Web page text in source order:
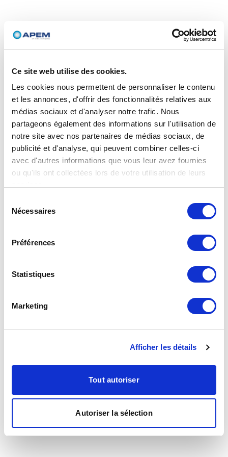
Ce site web utilise des cookies.
Les cookies nous permettent de personnaliser le contenu
et les annonces, d'offrir des fonctionnalités relatives aux
médias sociaux et d'analyser notre trafic. Nous
partageons également des informations sur l'utilisation de
notre site avec nos partenaires de médias sociaux, de
publicité et d'analyse, qui peuvent combiner celles-ci
avec d'autres informations que vous leur avez fournies
ou qu'ils ont collectées lors de votre utilisation de leurs
Nécessaires
Préférences
Statistiques
Marketing
Afficher les détails
Tout autoriser
Autoriser la sélection